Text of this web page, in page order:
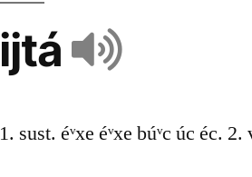
ijtá
1. sust. éᵛxe éᵛxe búᵛc úc éc.